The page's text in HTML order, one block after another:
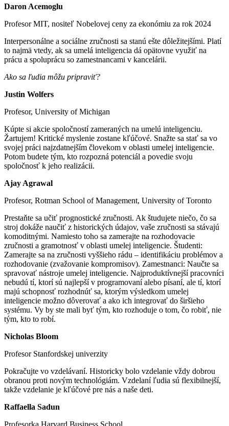
Daron Acemoglu
Profesor MIT, nositeľ Nobelovej ceny za ekonómiu za rok 2024
Interpersonálne a sociálne zručnosti sa stanú ešte dôležitejšími. Platí
to najmä vtedy, ak sa umelá inteligencia dá opätovne využiť na
prácu a spoluprácu so zamestnancami v kancelárii.
Ako sa ľudia môžu pripraviť?
Justin Wolfers
Profesor, University of Michigan
Kúpte si akcie spoločností zameraných na umelú inteligenciu.
Žartujem! Kritické myslenie zostane kľúčové. Snažte sa stať sa vo
svojej práci najzdatnejším človekom v oblasti umelej inteligencie.
Potom budete tým, kto rozpozná potenciál a povedie svoju
spoločnosť k jeho realizácii.
Ajay Agrawal
Profesor, Rotman School of Management, University of Toronto
Prestaňte sa učiť prognostické zručnosti. Ak študujete niečo, čo sa
stroj dokáže naučiť z historických údajov, vaše zručnosti sa stávajú
komoditnými. Namiesto toho sa zamerajte na rozhodovacie
zručnosti a gramotnosť v oblasti umelej inteligencie. Študenti:
Zamerajte sa na zručnosti vyššieho rádu – identifikáciu problémov a
rozhodovanie (zvažovanie kompromisov). Zamestnanci: Naučte sa
spravovať nástroje umelej inteligencie. Najproduktívnejší pracovníci
nebudú tí, ktorí sú najlepší v programovaní alebo písaní, ale tí, ktorí
majú schopnosť rozhodnúť sa, ktorým výsledkom umelej
inteligencie možno dôverovať a ako ich integrovať do širšieho
systému. Vy by ste mali byť tým, kto rozhoduje o tom, čo robiť, nie
tým, kto to robí.
Nicholas Bloom
Profesor Stanfordskej univerzity
Pokračujte vo vzdelávaní. Historicky bolo vzdelanie vždy dobrou
obranou proti novým technológiám. Vzdelaní ľudia sú flexibilnejší,
takže vzdelanie je kľúčové pre nás a naše deti.
Raffaella Sadun
Profesorka Harvard Business School